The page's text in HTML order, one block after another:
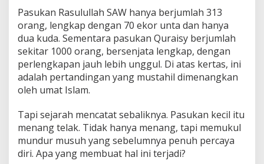
Pasukan Rasulullah SAW hanya berjumlah 313
orang, lengkap dengan 70 ekor unta dan hanya
dua kuda. Sementara pasukan Quraisy berjumlah
sekitar 1000 orang, bersenjata lengkap, dengan
perlengkapan jauh lebih unggul. Di atas kertas, ini
adalah pertandingan yang mustahil dimenangkan
oleh umat Islam.
Tapi sejarah mencatat sebaliknya. Pasukan kecil itu
menang telak. Tidak hanya menang, tapi memukul
mundur musuh yang sebelumnya penuh percaya
diri. Apa yang membuat hal ini terjadi?